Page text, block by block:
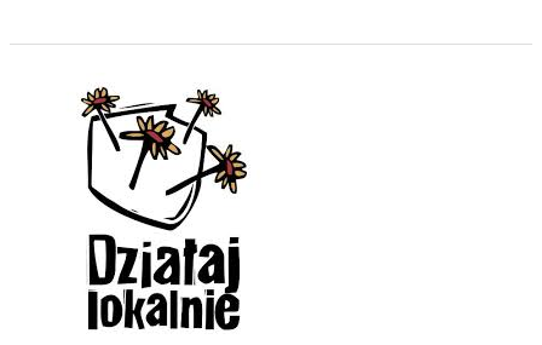
szkoleniowy:
wypełnić
wniosek
konkursie